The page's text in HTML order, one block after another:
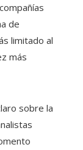
de
limitado al
más
sobre la